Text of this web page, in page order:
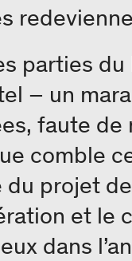
parties
– un
faute
comble
du projet
et le
dans